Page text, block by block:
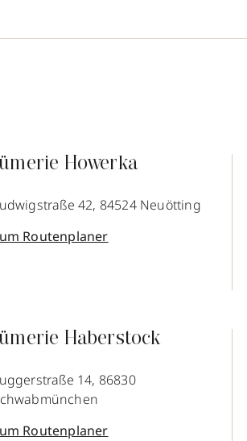
Howerka
42, 84524 Neuötting
Routenplaner
Haberstock
14, 86830
Routenplaner